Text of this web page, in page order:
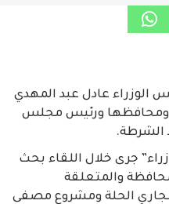
عادل عبد المهدي
ومحافظها ورئيس مجلس
الشرطة.
جرى خلال اللقاء بحث
والمتعلقة
الحلة ومشروع مصفى